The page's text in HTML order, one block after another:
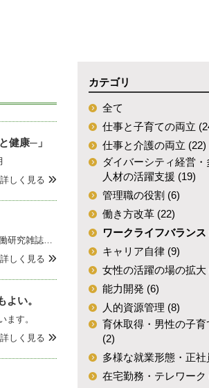
健康─」
詳しく見る
平成の30年間ほどの間に日本の労働市場で生じた特徴的な事象や変化を解説した『日本労働研究雑誌』（2020年4月号）の特集「平成の労働市場」に「ワーク・ライフ・バランス」を寄稿しました。他の論稿も興味深いものです。
詳しく見る
い。
ます。
詳しく見る
カテゴリ
全て
仕事と子育ての両立
仕事と介護の両立 (22)
ダイバーシティ経営・
人材の活躍支援 (19)
管理職の役割 (6)
働き方改革 (22)
ワークライフバランス
キャリア自律 (9)
女性の活躍の場の拡大
能力開発 (6)
人的資源管理 (8)
育休取得・男性の子育
(2)
多様な就業形態・正社
在宅勤務・テレワーク